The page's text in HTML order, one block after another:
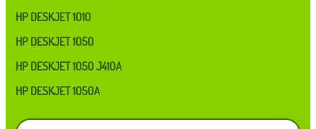
HP DESKJET 1010
HP DESKJET 1050
HP DESKJET 1050 J410A
HP DESKJET 1050A